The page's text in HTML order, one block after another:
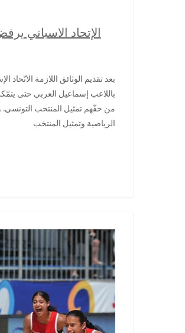
الإتحاد الاسباني
بعد تقديم الوثائق اللازمة الاتّحاد الإسباني لكرة القدم يرفض مدّ الجامعة التونسية بوثيقة “جواز السفر الرياضي” الخاص
باللاعب إسماعيل الغربي حتى
من حقّهم تمثيل المنتخب التونسي.
الرياضية وتمثيل المنتخب